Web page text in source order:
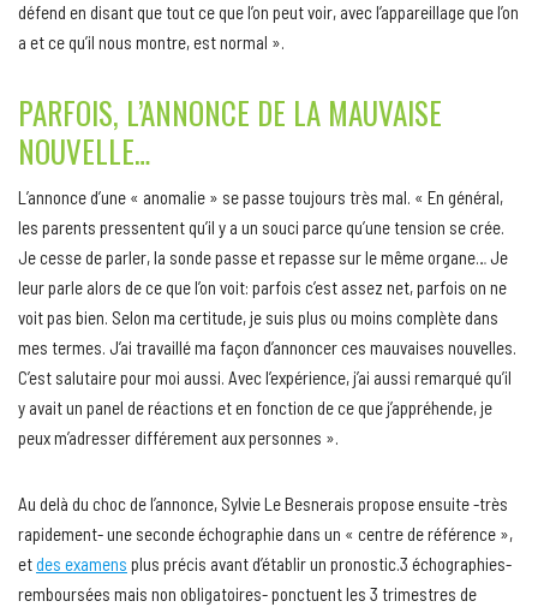
défend en disant que tout ce que l’on peut voir, avec l’appareillage que l’on
a et ce qu’il nous montre, est normal ».
PARFOIS, L’ANNONCE DE LA MAUVAISE
NOUVELLE…
L’annonce d’une « anomalie » se passe toujours très mal. « En général,
les parents pressentent qu’il y a un souci parce qu’une tension se crée.
Je cesse de parler, la sonde passe et repasse sur le même organe… Je
leur parle alors de ce que l’on voit: parfois c’est assez net, parfois on ne
voit pas bien. Selon ma certitude, je suis plus ou moins complète dans
mes termes. J’ai travaillé ma façon d’annoncer ces mauvaises nouvelles.
C’est salutaire pour moi aussi. Avec l’expérience, j’ai aussi remarqué qu’il
y avait un panel de réactions et en fonction de ce que j’appréhende, je
peux m’adresser différement aux personnes ».
Au delà du choc de l’annonce, Sylvie Le Besnerais propose ensuite -très
rapidement- une seconde échographie dans un « centre de référence »,
etdes examens plus précis avant d’établir un pronostic.3 échographies-
remboursées mais non obligatoires- ponctuent les 3 trimestres de